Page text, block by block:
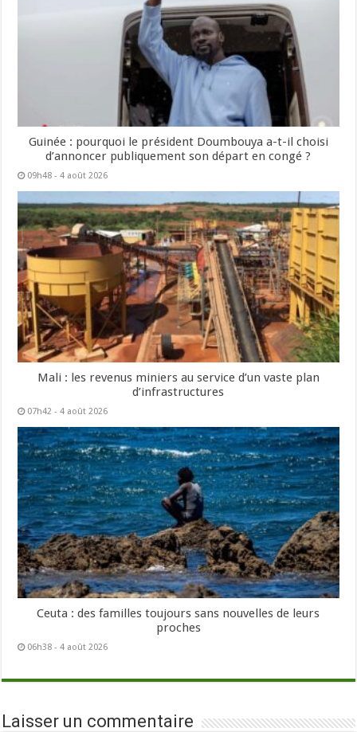
Guinée : pourquoi le président Doumbouya a-t-il choisi
d’annoncer publiquement son départ en congé ?
09h48 - 4 août 2026
Mali : les revenus miniers au service d’un vaste plan
d’infrastructures
07h42 - 4 août 2026
Ceuta : des familles toujours sans nouvelles de leurs
proches
06h38 - 4 août 2026
Laisser un commentaire